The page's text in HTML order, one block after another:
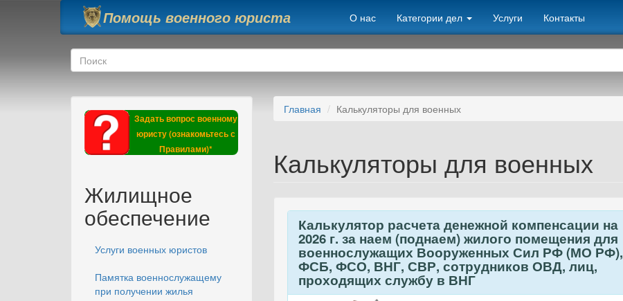
Перейти к основному содержанию
Помощь военного юриста О нас Категории дел Услуги Контакты
Форма поиска
Поиск
Задать вопрос военному
юристу (ознакомьтесь с
Правилами)*
Жилищное
обеспечение
Услуги военных юристов
Памятка военнослужащему
при получении жилья
Главная Калькуляторы для военных
Калькуляторы для военных
Калькулятор расчета денежной компенсации на
2026 г. за наем (поднаем) жилого помещения для
военнослужащих Вооруженных Сил РФ (МО РФ),
ФСБ, ФСО, ВНГ, СВР, сотрудников ОВД, лиц,
проходящих службу в ВНГ